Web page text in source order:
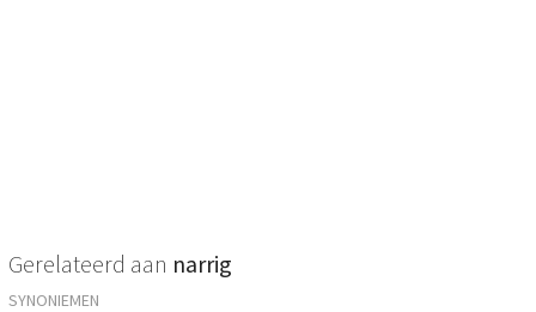
Gerelateerd aan narrig
SYNONIEMEN